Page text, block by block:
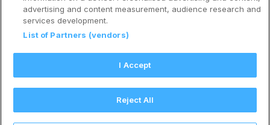
Reservasjonsspørsmål:
Hotellsupport:scandinavian@digibreaks.com
advertising and content measurement, audience research and
services development.
List of Partners (vendors)
I Accept
Reject All